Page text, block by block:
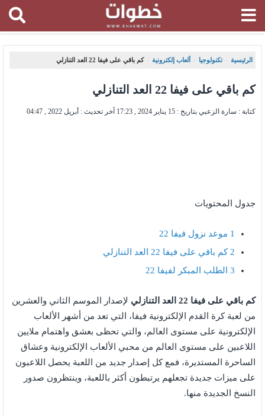
الرئيسية ، تكنولوجيا ، ألعاب إلكترونية ، كم باقي على فيفا 22 العد التنازلي
كم باقي على فيفا 22 العد التنازلي
كتابة : سارة الزعبي بتاريخ : 15 يناير 2024 , 17:23 آخر تحديث : أبريل 2022 , 04:47
جدول المحتويات
1 موعد نزول فيفا 22
2 كم باقي على فيفا 22 العد التنازلي
3 الطلب المبكر لفيفا 22
كم باقي على فيفا 22 العد التنازلي
لإصدار الموسم الثاني والعشرين
من لعبة كرة القدم الإلكترونية فيفا، التي تعد من أشهر الألعاب
الإلكترونية على مستوى العالم، والتي تحظى بعشق واهتمام ملايين
اللاعبين على مستوى العالم من محبي الألعاب الإلكترونية وعشاق
الساحرة المستديرة، فمع كل إصدار جديد من اللعبة يحصل اللاعبون
على ميزات جديدة تجعلهم يرتبطون أكثر باللعبة، وينتظرون صدور
النسخ الجديدة منها.